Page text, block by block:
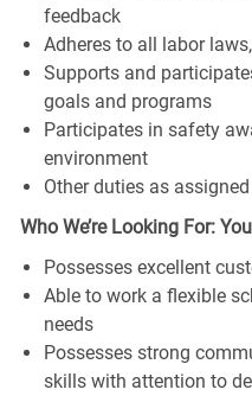
feedback
Adheres to all labor
Supports and
goals and programs
Participates in safety
environment
Other duties as assigned
Who We’re Looking For:
Possesses excellent
Able to work a flexible
needs
Possesses strong
skills with attention to